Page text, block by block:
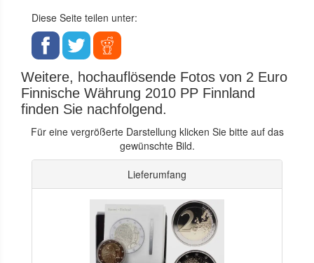
Diese Seite teilen unter:
Weitere, hochauflösende Fotos von 2 Euro
Finnische Währung 2010 PP Finnland
finden Sie nachfolgend.
Für eine vergrößerte Darstellung klicken Sie bitte auf das
gewünschte Bild.
Lieferumfang